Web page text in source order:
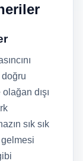
dışı
sık sık